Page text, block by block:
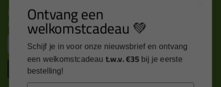
Nieuws, tips en exclusieve deals rechtstreeks in je
inbox
Email
Ontvang een
welkomstcadeau 💚
Schijf je in voor onze nieuwsbrief en ontvang
een welkomstcadeau t.w.v. €35 bij je eerste
bestelling!